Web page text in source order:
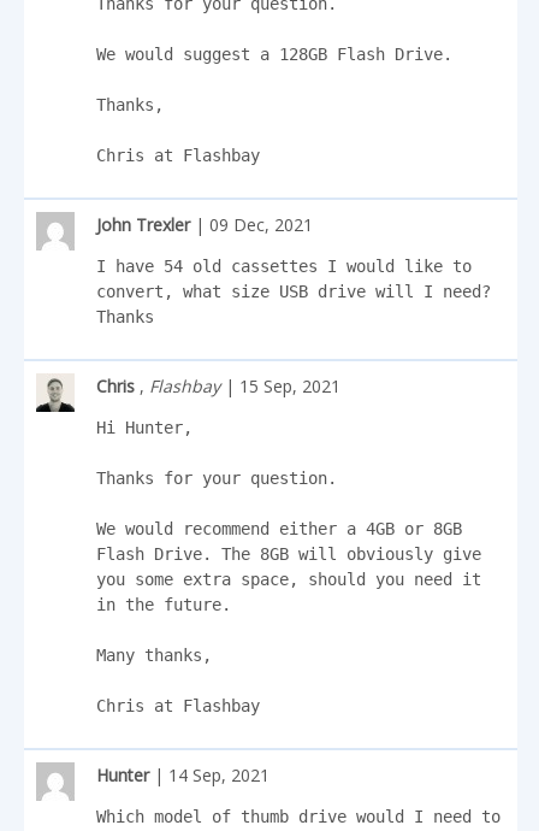
Thanks for your question.
We would suggest a 128GB Flash Drive.
Thanks,
Chris at Flashbay
John Trexler| 09 Dec, 2021
I have 54 old cassettes I would like to
convert, what size USB drive will I need?
Thanks
Chris , Flashbay| 15 Sep, 2021
Hi Hunter,
Thanks for your question.
We would recommend either a 4GB or 8GB
Flash Drive. The 8GB will obviously give
you some extra space, should you need it
in the future.
Many thanks,
Chris at Flashbay
Hunter | 14 Sep, 2021
Which model of thumb drive would I need to